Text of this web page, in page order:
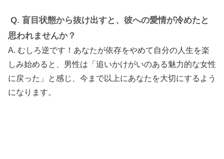
Q. 盲目状態から抜け出すと、彼への愛情が冷めたと
思われませんか？
A. むしろ逆です！あなたが依存をやめて自分の人生を楽
しみ始めると、男性は「追いかけがいのある魅力的な女性
に戻った」と感じ、今まで以上にあなたを大切にするよう
になります。